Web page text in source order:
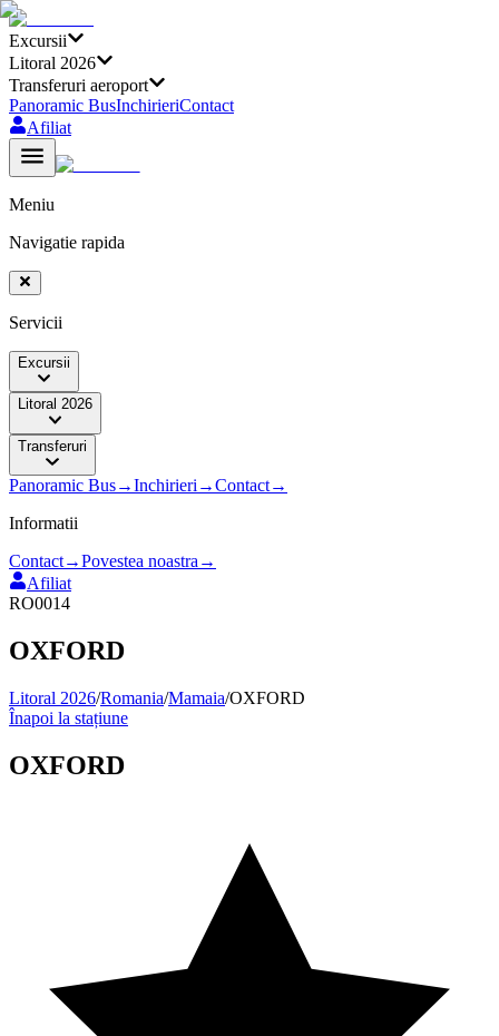
Excursii
Litoral 2026
Transferuri aeroport
Panoramic BusInchirieriContact
Afiliat
Meniu
Navigatie rapida
Servicii
Excursii
Litoral 2026
Transferuri
Panoramic Bus→Inchirieri →Contact→
Informatii
Contact→Povestea noastra →
Afiliat
RO0014
OXFORD
Litoral 2026/Romania/Mamaia/OXFORD
Înapoi la stațiune
OXFORD